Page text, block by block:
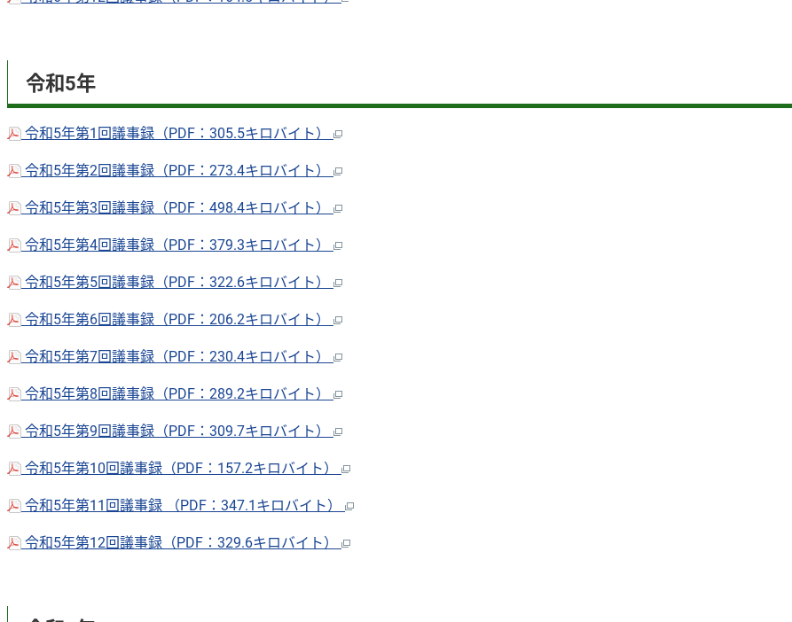
令和5年
令和5年第1回議事録（PDF：305.5キロバイト）
令和5年第2回議事録（PDF：273.4キロバイト）
令和5年第3回議事録（PDF：498.4キロバイト）
令和5年第4回議事録（PDF：379.3キロバイト）
令和5年第5回議事録（PDF：322.6キロバイト）
令和5年第6回議事録（PDF：206.2キロバイト）
令和5年第7回議事録（PDF：230.4キロバイト）
令和5年第8回議事録（PDF：289.2キロバイト）
令和5年第9回議事録（PDF：309.7キロバイト）
令和5年第10回議事録（PDF：157.2キロバイト）
令和5年第11回議事録 （PDF：347.1キロバイト）
令和5年第12回議事録（PDF：329.6キロバイト）